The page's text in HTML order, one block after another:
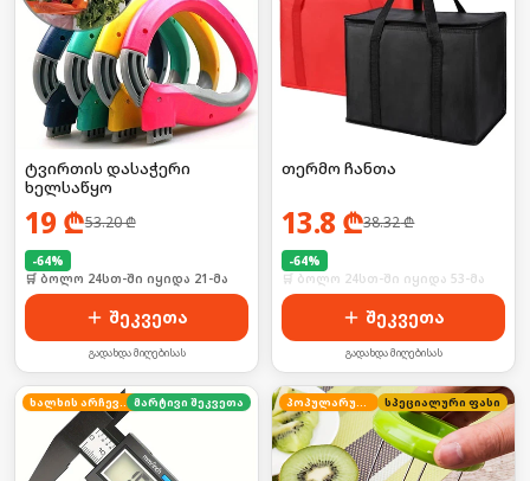
ტვირთის დასაჭერი
ხელსაწყო
19 ₾53.20₾
-64%
🛒 ბოლო 24სთ-ში იყიდა 21-მა
შეკვეთა
გადახდა მიღებისას
თერმო ჩანთა
13.8 ₾38.32₾
-64%
🛒 ბოლო 24სთ-ში იყიდა 53-მა
შეკვეთა
გადახდა მიღებისას
ხალხის არჩევანი მარტივი შეკვეთა პოპულარული სპეციალური ფასი